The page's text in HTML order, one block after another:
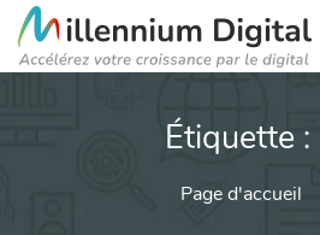
Étiquette :
Page d'accueil